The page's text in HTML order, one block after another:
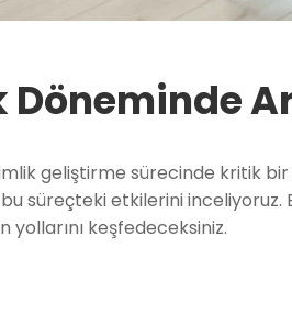
Döneminde
geliştirme sürecinde kritik
süreçteki etkilerini inceliyoruz.
keşfedeceksiniz.